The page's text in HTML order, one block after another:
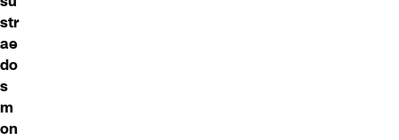
str
ae
do
s
m
on